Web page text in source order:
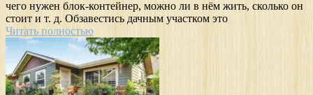
чего нужен блок-контейнер, можно ли в нём жить, сколько он
стоит и т. д. Обзавестись дачным участком это
Читать полностью